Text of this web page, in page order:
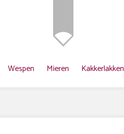
Wespen Mieren Kakkerlakken